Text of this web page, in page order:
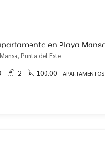
Punta del Este
2 100.00 APARTAMENTOS